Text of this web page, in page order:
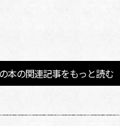
本の関連記事をもっと読む